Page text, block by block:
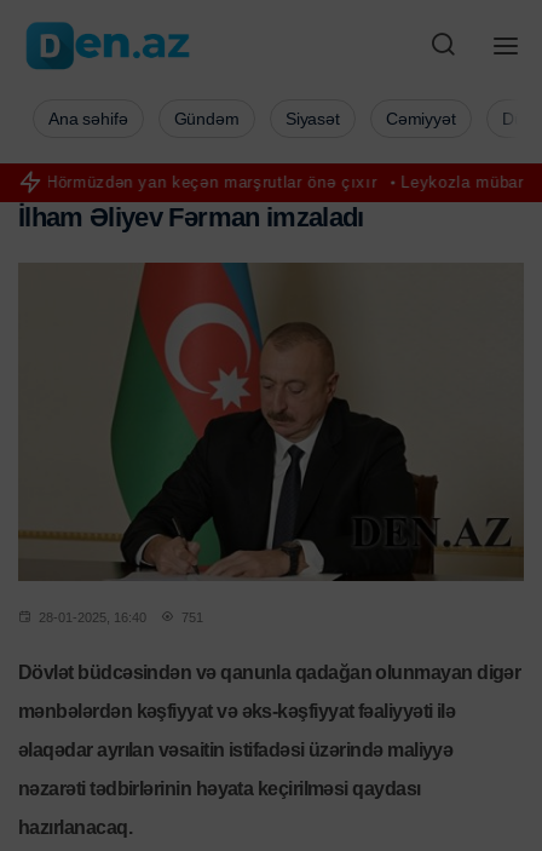
yan keçən marşrutlar önə çıxır Leykozla mübarizə aparan
Ana səhifə Gündəm Siyasət Cəmiyyət
İlham Əliyev Fərman imzaladı
28-01-2025, 16:40 751
Dövlət büdcəsindən və qanunla qadağan olunmayan digər
mənbələrdən kəşfiyyat və əks-kəşfiyyat fəaliyyəti ilə
əlaqədar ayrılan vəsaitin istifadəsi üzərində maliyyə
nəzarəti tədbirlərinin həyata keçirilməsi qaydası
hazırlanacaq.